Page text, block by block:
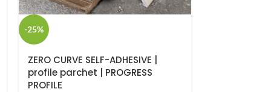
-25%
ZERO CURVE SELF-ADHESIVE |
profile parchet | PROGRESS
PROFILE